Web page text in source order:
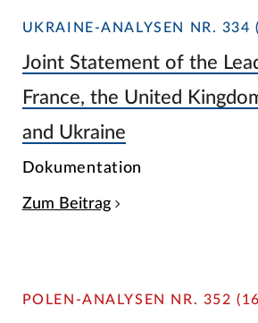
UKRAINE-ANALYSEN NR. 334
Joint Statement of the
France, the United
and Ukraine
Dokumentation
Zum Beitrag
POLEN-ANALYSEN NR. 352